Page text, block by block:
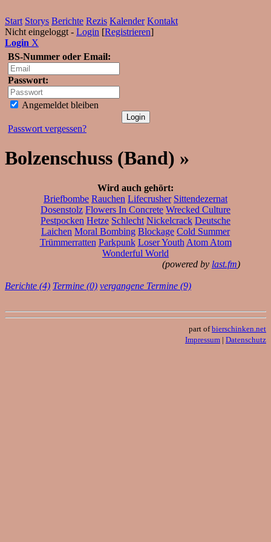
Start Storys Berichte Rezis Kalender Kontakt
Nicht eingeloggt - Login [Registrieren]
Login X
BS-Nummer oder Email:
Passwort:
Angemeldet bleiben
Passwort vergessen?
Bolzenschuss (Band) »
Wird auch gehört:
Briefbombe Rauchen Lifecrusher Sittendezernat
Dosenstolz Flowers In Concrete Wrecked Culture
Pestpocken Hetze Schlecht Nickelcrack Deutsche
Laichen Moral Bombing Blockage Cold Summer
Trümmerratten Parkpunk Loser Youth Atom Atom
Wonderful World
(powered by last.fm)
Berichte (4) Termine (0) vergangene Termine (9)
part ofbierschinken.net
Impressum | Datenschutz